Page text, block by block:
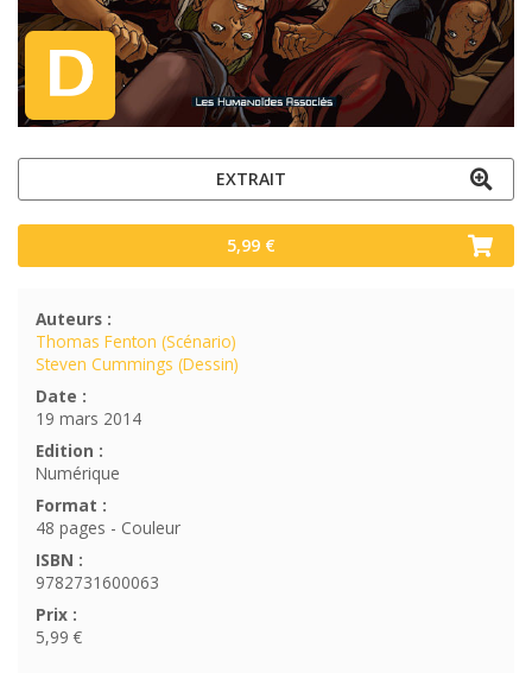
EXTRAIT
5,99 €
Auteurs :
Thomas Fenton (Scénario)
Steven Cummings (Dessin)
Date :
19 mars 2014
Edition :
Numérique
Format :
48 pages - Couleur
ISBN :
9782731600063
Prix :
5,99 €